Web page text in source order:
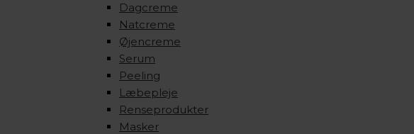
Dagcreme
Natcreme
Øjencreme
Serum
Peeling
Læbepleje
Renseprodukter
Masker